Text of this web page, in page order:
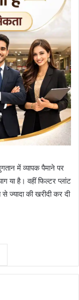
में व्यापक पैमाने पर
या है। वहीं फिल्टर प्लांट
ज्यादा की खरीदी कर दी